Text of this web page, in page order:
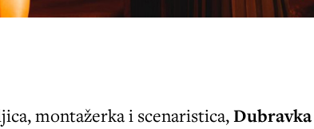
montažerka i scenaristica,Dubravka